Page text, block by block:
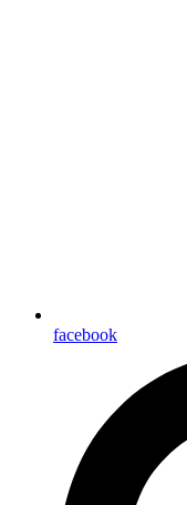
facebook